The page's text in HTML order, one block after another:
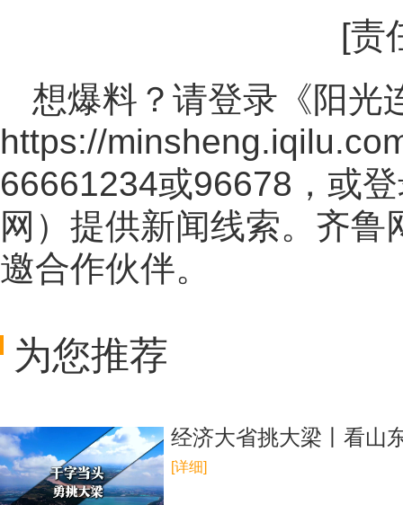
[责
想爆料？请登录《阳光
https://
66661234或96678，或
网 ）提供新闻线索。齐鲁
邀合作伙伴。
为您推荐
经济大省挑大梁丨看山
[详细]